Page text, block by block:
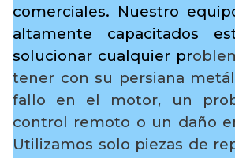
comerciales. Nuestro
altamente capacitados
solucionar cualquier pr
tener con su persiana
fallo en el motor, un
control remoto o un daño
Utilizamos solo piezas de